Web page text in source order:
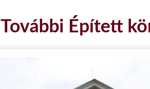
További Épített